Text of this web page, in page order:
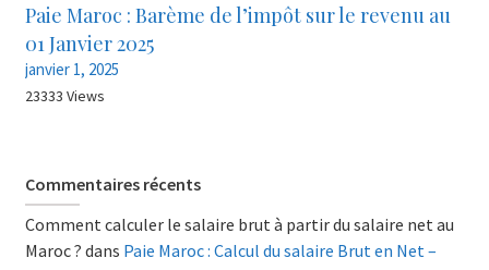
Paie Maroc : Barème de l’impôt sur le revenu au
01 Janvier 2025
janvier 1, 2025
23333 Views
Commentaires récents
Comment calculer le salaire brut à partir du salaire net au
Maroc ? dans Paie Maroc : Calcul du salaire Brut en Net –